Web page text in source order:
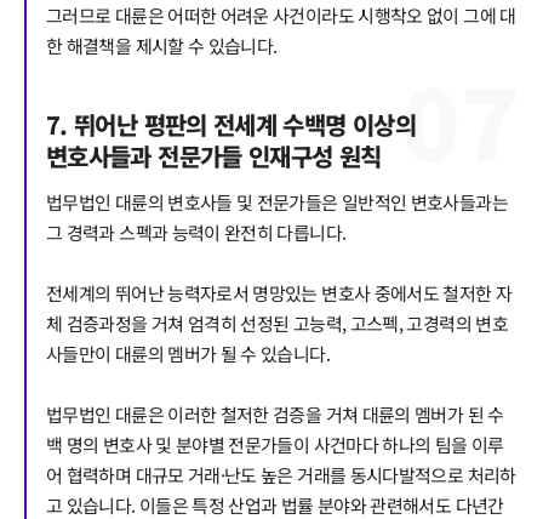
그러므로 대륜은 어떠한 어려운 사건이라도 시행착오 없이 그에 대
한 해결책을 제시할 수 있습니다.
0
7. 뛰어난 평판의 전세계 수백명 이상의
변호사들과 전문가들 인재구성 원칙
법무법인 대륜의 변호사들 및 전문가들은 일반적인 변호사들과는
그 경력과 스펙과 능력이 완전히 다릅니다.
전세계의 뛰어난 능력자로서 명망있는 변호사 중에서도 철저한 자
체 검증과정을 거쳐 엄격히 선정된 고능력, 고스펙, 고경력의 변호
사들만이 대륜의 멤버가 될 수 있습니다.
법무법인 대륜은 이러한 철저한 검증을 거쳐 대륜의 멤버가 된 수
백 명의 변호사 및 분야별 전문가들이 사건마다 하나의 팀을 이루
어 협력하며 대규모 거래·난도 높은 거래를 동시다발적으로 처리하
고 있습니다. 이들은 특정 산업과 법률 분야와 관련해서도 다년간